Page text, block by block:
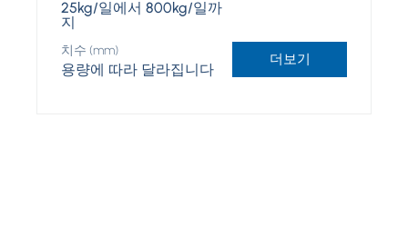
25kg/일에서 800kg/일까
지
치수 (mm)
용량에 따라 달라집니다
더보기